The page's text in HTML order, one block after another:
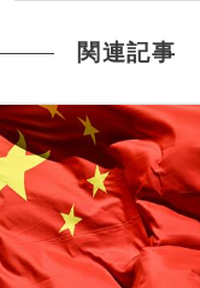
関連記事